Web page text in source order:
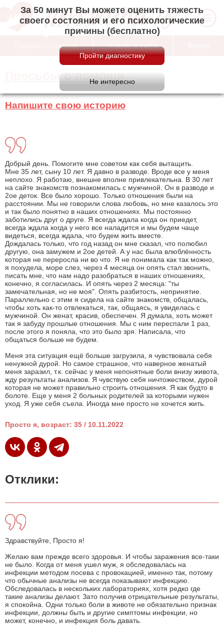
За 50 минут Вы можете оценить тяжесть
своего состояния и его психологические
причины (бесплатно)
Просьбы о помощи Отзывы о сайте
Просьбы о помощи
Напишите свою историю
Добрый день. Помогите мне советом как себя вытащить.
Мне 35 лет, сыну 10 лет. Я давно в разводе. Вроде все у меня
неплохо. Я работаю, внешне вполне привлекательна. В 30 лет
на сайте знакомств познакомилась с мужчиной. Он в разводе и
2ое деток. Все было хорошо. Только отношения были на
расстоянии. Мы не говорили слова любовь, но мне казалось это
и так было понятно в наших отношениях. Мы постоянно
заботились друг о друге. Я всегда ждала когда он приедет,
всегда ждала когда у него все наладится и мы будем чаще
видеться, всегда ждала, что будем жить вместе.
Дождалась только, что год назад он мне сказал, что полюбил
другую, она замужем и 2ое детей. А у нас была влюблённость
которая не переросла ни во что. Я не понимала как так можно,
я похудела, море слез, через 4 месяца он опять стал звонить,
писать мне, что нам надо разобраться в наших отношениях,
конечно, я согласилась. И опять через 2 месяца: "ты
замечательная, но не моя". Опять разбитость, непринятие.
Параллельно с этим я сидела на сайте знакомств, общалась,
чтобы хоть как-то отвлекаться, так, общаясь, я увиделась с
мужчиной. Он женат, красив, обеспечен. Я думала, хоть может
так я забуду прошлые отношения. Мы с ним переспали 1 раз,
после этого я поняла, что это было зря. Написала, что
общаться больше не будем.
Меня эта ситуация ещё больше загрузила, я чувствовала себя
ненужной дурой. Но самое страшное, что наверное женатый
меня заразил, т.к. сейчас у меня непонятные боли внизу живота,
жду результаты анализов. Я чувствую себя ничтожеством, дурой
которая не может правильно строить отношения. Я как будто в
болоте. Еще у меня 2 больных родителей за которыми нужен
уход. Я уже себя съела. Иногда мне просто не хочется жить.
Просто я, возраст: 35 / 10.11.2022
Отклики:
Здравствуйте, Просто я!
Желаю вам прежде всего здоровья. И чтобы заражения все-таки
не было. Когда от меня ушел муж, я обследовалась на
инфекции методом посева с провокацией, именно так, потому
что обычные анализы не всегда показывают инфекцию.
Обследовалась в нескольких лабораториях, хотя редко где
такие анализы делают. Зато получив отрицательные результаты,
я спокойна. Одни только боли в животе не обязательно признак
инфекции, должны быть и другие симптомы инфекции, но
может, конечно, и инфекция боль давать.